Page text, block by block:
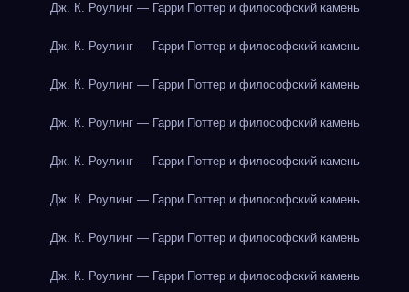
Дж. К. Роулинг — Гарри Поттер и философский камень
Дж. К. Роулинг — Гарри Поттер и философский камень
Дж. К. Роулинг — Гарри Поттер и философский камень
Дж. К. Роулинг — Гарри Поттер и философский камень
Дж. К. Роулинг — Гарри Поттер и философский камень
Дж. К. Роулинг — Гарри Поттер и философский камень
Дж. К. Роулинг — Гарри Поттер и философский камень
Дж. К. Роулинг — Гарри Поттер и философский камень